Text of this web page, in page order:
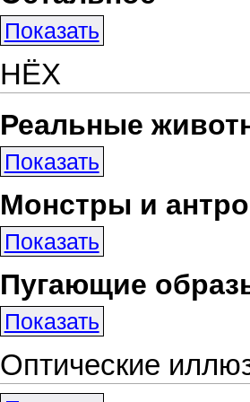
Показать
НЁХ
Реальные
Показать
Монстры и
Показать
Пугающие
Показать
Оптические